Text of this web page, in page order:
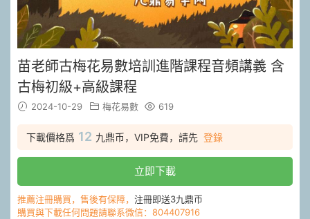
苗老師古梅花易數培訓進階課程音頻講義 含
古梅初級+高級課程
2024-10-29 梅花易數 619
下載價格爲 12 九鼎币，VIP免費，請先 登錄
立即下載
推薦注冊購買，售後有保障， 注冊即送3九鼎币
購買與下載任何問題請聯系微信：804407916